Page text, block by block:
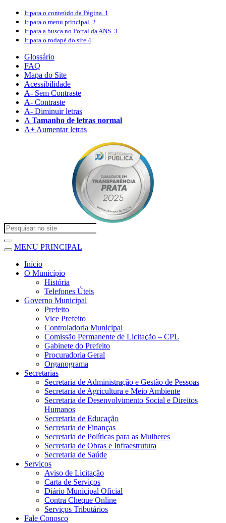
Ir para o conteúdo da Página. 1
Ir para o menu principal. 2
Ir para a busca no Portal da ANS. 3
Ir para o rodapé do site.4
Glossário
FAQ
Mapa do Site
Acessibilidade
A- Sem Contraste
A- Contraste
A- Diminuir letras
A Tamanho de letras normal
A+ Aumentar letras
MENU PRINCIPAL
Início
O Município
História
Telefones Úteis
Governo Municipal
Prefeito
Vice Prefeito
Controladoria Municipal
Comissão Permanente de Licitação – CPL
Gabinete do Prefeito
Procuradoria Geral
Organograma
Secretarias
Secretaria de Administração e Gestão de Pessoas
Secretaria de Agricultura e Meio Ambiente
Secretaria de Desenvolvimento Social e Direitos
Humanos
Secretaria de Educação
Secretaria de Finanças
Secretaria de Políticas para as Mulheres
Secretaria de Obras e Infraestrutura
Secretaria de Saúde
Serviços
Aviso de Licitação
Carta de Serviços
Diário Municipal Oficial
Contra Cheque Online
Serviços Tributários
Fale Conosco